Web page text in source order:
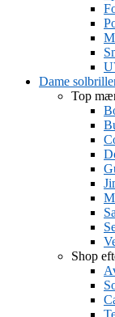
Dame
Top
Shop